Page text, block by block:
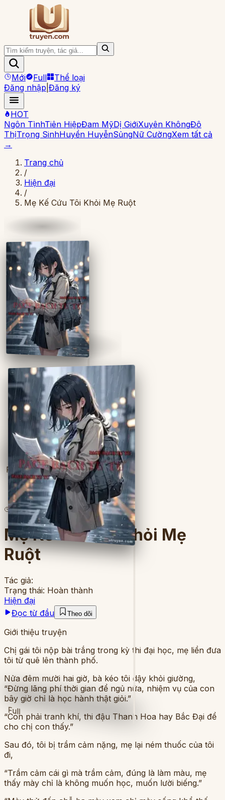
Mới Full
Thể loại
Đăng nhập Đăng ký
HOT
Ngôn TìnhTiên HiệpĐam MỹDị GiớiXuyên KhôngĐô
ThịTrọng SinhHuyền HuyễnSủngNữ CườngXem tất cả
→
Trang chủ
/
Hiện đại
/
Mẹ Kế Cứu Tôi Khỏi Mẹ Ruột
Full
Full
4lượt đọc chương
Mẹ Kế Cứu Tôi Khỏi Mẹ
Ruột
Tác giả:
Trạng thái: Hoàn thành
Hiện đại
Đọc từ đầu
Theo dõi
Giới thiệu truyện
Chị gái tôi nộp bài trắng trong kỳ thi đại học, mẹ liền đưa
tôi từ quê lên thành phố.
Nửa đêm mười hai giờ, bà kéo tôi dậy khỏi giường,
“Đừng lãng phí thời gian để ngủ nữa, nhiệm vụ của con
bây giờ chỉ là học hành thật giỏi.”
“Con phải tranh khí, thi đậu Thanh Hoa hay Bắc Đại để
cho chị con thấy.”
Sau đó, tôi bị trầm cảm nặng, mẹ lại ném thuốc của tôi
đi,
“Trầm cảm cái gì mà trầm cảm, đúng là làm màu, mẹ
thấy mày chỉ là không muốn học, muốn lười biếng.”